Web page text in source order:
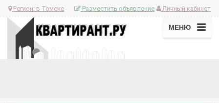
Регион: в Томске Личный кабинет
Разместить объявление
МЕНЮ